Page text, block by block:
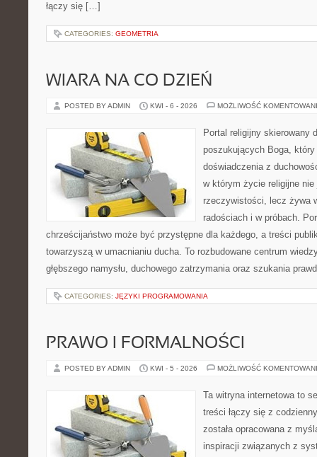
łączy się […]
CATEGORIES: GEOMETRIA
WIARA NA CO DZIEŃ
POSTED BY ADMIN KWI - 6 - 2026 MOŻLIWOŚĆ
Portal religijny skierowany
poszukujących Boga,
doświadczenia z
w którym życie religijne nie
rzeczywistości, lecz żywa
radościach i w próbach.
chrześcijaństwo może być przystępne dla każdego, a treści
towarzyszą w umacnianiu ducha. To rozbudowane centrum
głębszego namysłu, duchowego zatrzymania oraz szukania
CATEGORIES: JĘZYKI PROGRAMOWANIA
PRAWO I FORMALNOŚCI
POSTED BY ADMIN KWI - 5 - 2026 MOŻLIWOŚĆ
Ta witryna internetowa to
treści łączy się z
została opracowana z
inspiracji związanych z